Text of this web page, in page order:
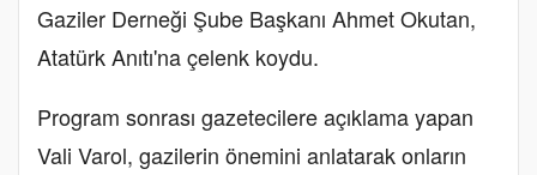
Gaziler Derneği Şube Başkanı Ahmet Okutan,
Atatürk Anıtı'na çelenk koydu.
Program sonrası gazetecilere açıklama yapan
Vali Varol, gazilerin önemini anlatarak onların